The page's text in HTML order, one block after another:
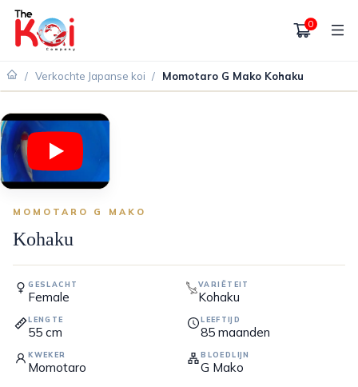
0
/ Verkochte Japanse koi / Momotaro G Mako Kohaku
VERKOCHT
MOMOTARO G MAKO
Kohaku
GESLACHT
Female
VARIËTEIT
Kohaku
LENGTE
55 cm
LEEFTIJD
85 maanden
KWEKER
Momotaro
BLOEDLIJN
G Mako